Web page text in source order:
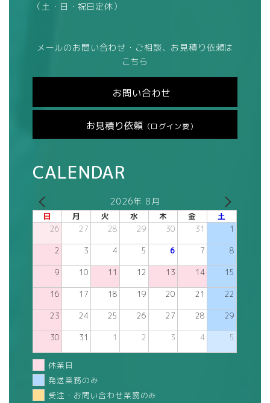
（土・日・祝日定休）
メールのお問い合わせ・ご相談、お見積り依頼は
こちら
お問い合わせ
お見積り依頼 （ログイン要）
CALENDAR
2026年 8月
日 月 火 水 木 金 土
26 27 28 29 30 31 1
2 3 4 5 6 7 8
9 10 11 12 13 14 15
16 17 18 19 20 21 22
23 24 25 26 27 28 29
30 31 1 2 3 4 5
休業日
発送業務のみ
受注・お問い合わせ業務のみ